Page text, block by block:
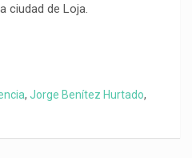
ciudad de Loja.
, Jorge Benítez Hurtado,